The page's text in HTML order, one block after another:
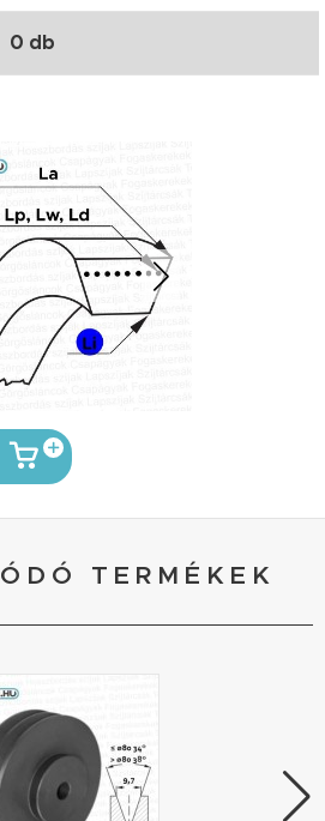
0 db
TERMÉKEK